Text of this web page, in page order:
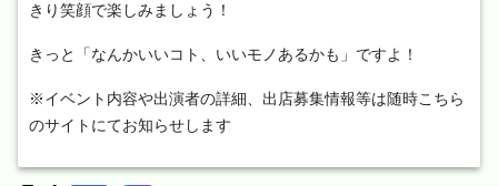
きり笑顔で楽しみましょう！
きっと「なんかいいコト、いいモノあるかも」ですよ！
※イベント内容や出演者の詳細、出店募集情報等は随時こちら
のサイトにてお知らせします